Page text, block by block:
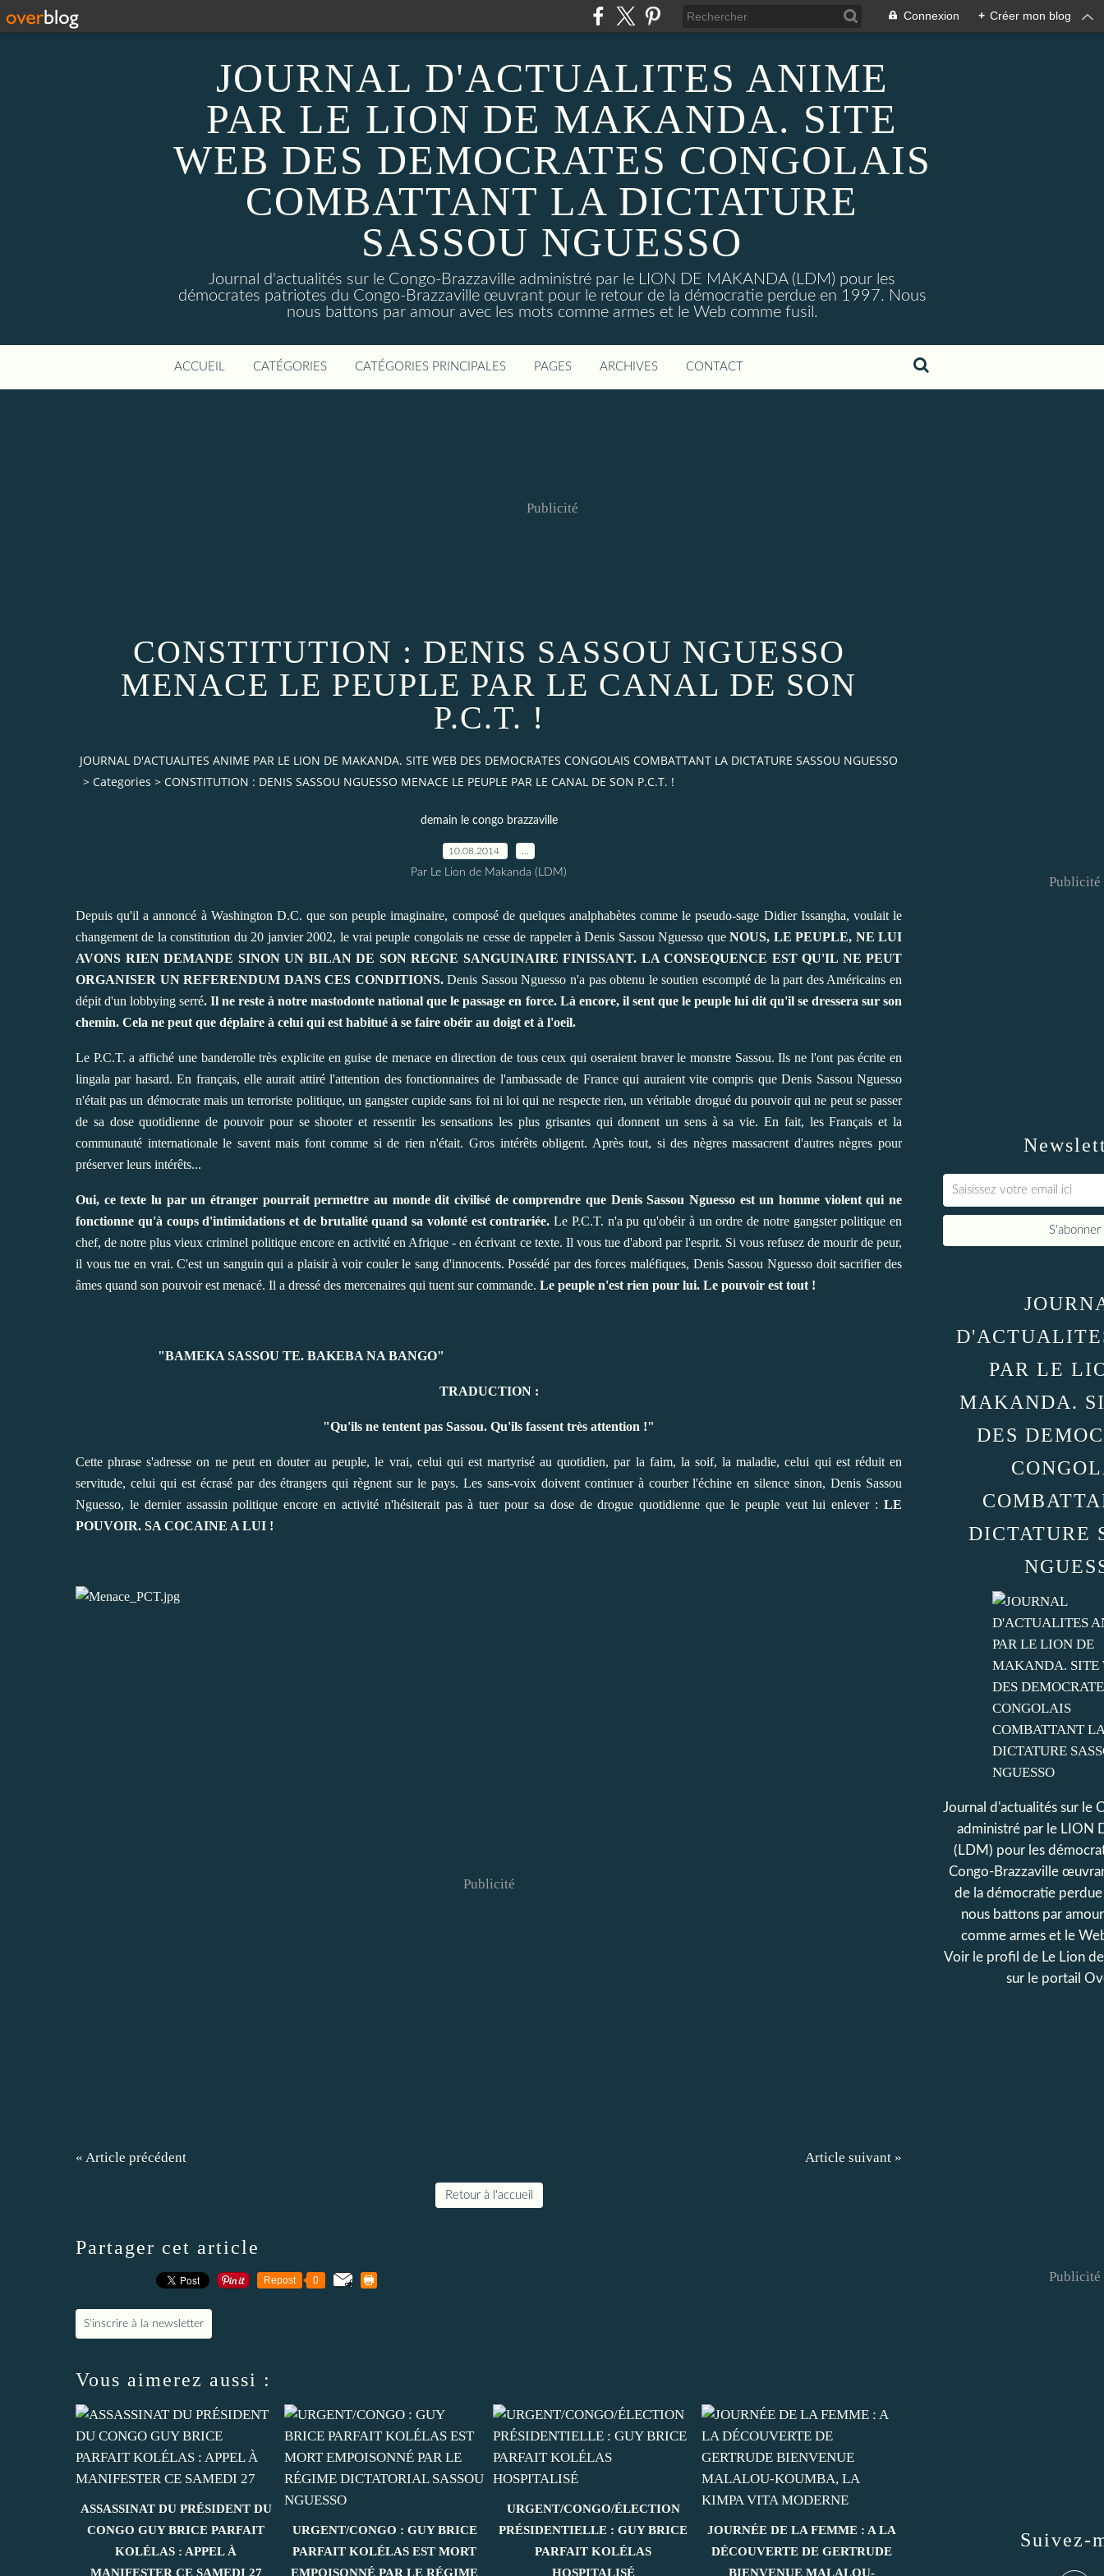
Connexion + Créer mon blog
JOURNAL D'ACTUALITES ANIME
PAR LE LION DE MAKANDA. SITE
WEB DES DEMOCRATES CONGOLAIS
COMBATTANT LA DICTATURE
SASSOU NGUESSO
Journal d'actualités sur le Congo-Brazzaville administré par le LION DE MAKANDA (LDM) pour les
démocrates patriotes du Congo-Brazzaville œuvrant pour le retour de la démocratie perdue en 1997. Nous
nous battons par amour avec les mots comme armes et le Web comme fusil.
ACCUEIL CATÉGORIES CATÉGORIES PRINCIPALES PAGES ARCHIVES CONTACT
Publicité
CONSTITUTION : DENIS SASSOU NGUESSO
MENACE LE PEUPLE PAR LE CANAL DE SON
P.C.T. !
JOURNAL D'ACTUALITES ANIME PAR LE LION DE MAKANDA. SITE WEB DES DEMOCRATES CONGOLAIS COMBATTANT LA DICTATURE SASSOU NGUESSO
> Categories > CONSTITUTION : DENIS SASSOU NGUESSO MENACE LE PEUPLE PAR LE CANAL DE SON P.C.T. !
demain le congo brazzaville
10.08.2014
Par Le Lion de Makanda (LDM)
Depuis qu'il a annoncé à Washington D.C. que son peuple imaginaire, composé de quelques analphabètes comme le pseudo-sage Didier Issangha, voulait le
changement de la constitution du 20 janvier 2002, le vrai peuple congolais ne cesse de rappeler à Denis Sassou Nguesso queNOUS, LE PEUPLE, NE LUI
AVONS RIEN DEMANDE SINON UN BILAN DE SON REGNE SANGUINAIRE FINISSANT. LA CONSEQUENCE EST QU'IL NE PEUT
ORGANISER UN REFERENDUM DANS CES CONDITIONS.Denis Sassou Nguesso n'a pas obtenu le soutien escompté de la part des Américains en
dépit d'un lobbying serré. Il ne reste à notre mastodonte national que le passage en force. Là encore, il sent que le peuple lui dit qu'il se dressera sur son
chemin. Cela ne peut que déplaire à celui qui est habitué à se faire obéir au doigt et à l'oeil.
Le P.C.T. a affiché une banderolle très explicite en guise de menace en direction de tous ceux qui oseraient braver le monstre Sassou. Ils ne l'ont pas écrite en
lingala par hasard. En français, elle aurait attiré l'attention des fonctionnaires de l'ambassade de France qui auraient vite compris que Denis Sassou Nguesso
n'était pas un démocrate mais un terroriste politique, un gangster cupide sans foi ni loi qui ne respecte rien, un véritable drogué du pouvoir qui ne peut se passer
de sa dose quotidienne de pouvoir pour se shooter et ressentir les sensations les plus grisantes qui donnent un sens à sa vie. En fait, les Français et la
communauté internationale le savent mais font comme si de rien n'était. Gros intérêts obligent. Après tout, si des nègres massacrent d'autres nègres pour
préserver leurs intérêts...
Oui, ce texte lu par un étranger pourrait permettre au monde dit civilisé de comprendre que Denis Sassou Nguesso est un homme violent qui ne
fonctionne qu'à coups d'intimidations et de brutalité quand sa volonté est contrariée. Le P.C.T. n'a pu qu'obéir à un ordre de notre gangster politique en
chef, de notre plus vieux criminel politique encore en activité en Afrique - en écrivant ce texte. Il vous tue d'abord par l'esprit. Si vous refusez de mourir de peur,
il vous tue en vrai. C'est un sanguin qui a plaisir à voir couler le sang d'innocents. Possédé par des forces maléfiques, Denis Sassou Nguesso doit sacrifier des
âmes quand son pouvoir est menacé. Il a dressé des mercenaires qui tuent sur commande. Le peuple n'est rien pour lui. Le pouvoir est tout !
"BAMEKA SASSOU TE. BAKEBA NA BANGO"
TRADUCTION :
"Qu'ils ne tentent pas Sassou. Qu'ils fassent très attention !"
Cette phrase s'adresse on ne peut en douter au peuple, le vrai, celui qui est martyrisé au quotidien, par la faim, la soif, la maladie, celui qui est réduit en
servitude, celui qui est écrasé par des étrangers qui règnent sur le pays. Les sans-voix doivent continuer à courber l'échine en silence sinon, Denis Sassou
Nguesso, le dernier assassin politique encore en activité n'hésiterait pas à tuer pour sa dose de drogue quotidienne que le peuple veut lui enlever : LE
POUVOIR. SA COCAINE A LUI !
Publicité
« Article précédent Article suivant »
Retour à l'accueil
Partager cet article
Repost 0
S'inscrire à la newsletter
Vous aimerez aussi :
ASSASSINAT DU PRÉSIDENT DU
CONGO GUY BRICE PARFAIT
KOLÉLAS : APPEL À
MANIFESTER CE SAMEDI 27
URGENT/CONGO : GUY BRICE
PARFAIT KOLÉLAS EST MORT
EMPOISONNÉ PAR LE RÉGIME
URGENT/CONGO/ÉLECTION
PRÉSIDENTIELLE : GUY BRICE
PARFAIT KOLÉLAS
HOSPITALISÉ
JOURNÉE DE LA FEMME : A LA
DÉCOUVERTE DE GERTRUDE
BIENVENUE MALALOU-
Publicité
PAR LE
MAKANDA.
DES
DICTATURE
Journal d'actualités sur le
administré par le LION
(LDM) pour les
Congo-Brazzaville
de la démocratie
nous battons par
comme armes et le
Voir le profil de Le Lion
sur le portail
Suivez-
Publicité